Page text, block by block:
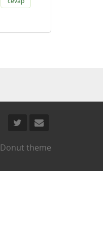
Donut theme